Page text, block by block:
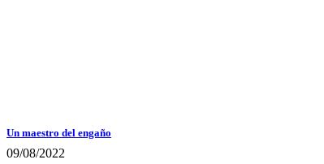
Un maestro del engaño
09/08/2022